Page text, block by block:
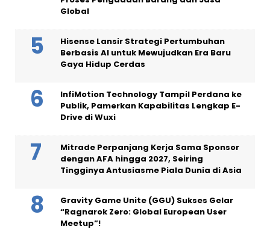
Global
Hisense Lansir Strategi Pertumbuhan
Berbasis AI untuk Mewujudkan Era Baru
Gaya Hidup Cerdas
InfiMotion Technology Tampil Perdana ke
Publik, Pamerkan Kapabilitas Lengkap E-
Drive di Wuxi
Mitrade Perpanjang Kerja Sama Sponsor
dengan AFA hingga 2027, Seiring
Tingginya Antusiasme Piala Dunia di Asia
Gravity Game Unite (GGU) Sukses Gelar
“Ragnarok Zero: Global European User
Meetup”!